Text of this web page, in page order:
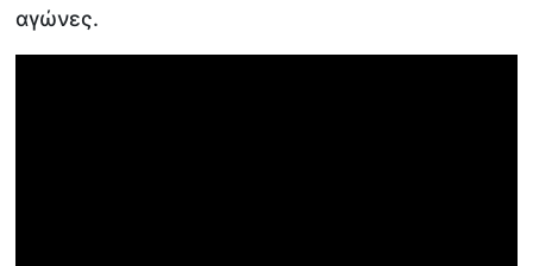
αγώνες.